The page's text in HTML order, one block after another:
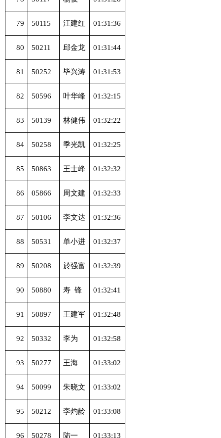
79 50115 汪建红 01:31:36
80 50211 邱金龙 01:31:44
81 50252 毕兴涛 01:31:53
82 50596 叶华峰 01:32:15
83 50139 林健伟 01:32:22
84 50258 季光凯 01:32:25
85 50863 王士峰 01:32:32
86 05866 周文建 01:32:33
87 50106 李文达 01:32:36
88 50531 单小进 01:32:37
89 50208 於强富 01:32:39
90 50880 寿 锋 01:32:41
91 50897 王建军 01:32:48
92 50332 李为 01:32:58
93 50277 王海 01:33:02
94 50099 朱晓文 01:33:02
95 50212 李灼龄 01:33:08
96 50278 陆一 01:33:13